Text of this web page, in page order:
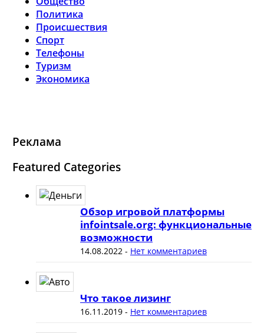
Политика
Происшествия
Спорт
Телефоны
Туризм
Экономика
Реклама
Featured Categories
Обзор игровой платформы
infointsale.org: функциональные
возможности
14.08.2022- Нет комментариев
Что такое лизинг
16.11.2019- Нет комментариев